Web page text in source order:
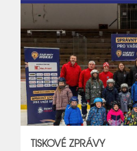
TISKOVÉ ZPRÁVY